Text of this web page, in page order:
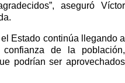
aseguró Víctor
Estado continúa llegando a
de la población,
podrían ser aprovechados